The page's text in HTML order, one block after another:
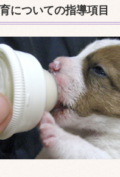
についての指導項目